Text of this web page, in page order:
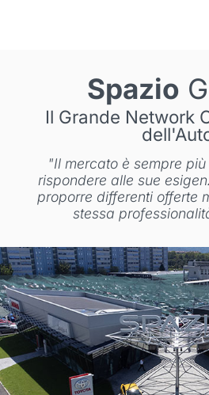
Spazio
Il Grande Network
"Il mercato è sempre
rispondere alle sue
proporre differenti offerte
stessa